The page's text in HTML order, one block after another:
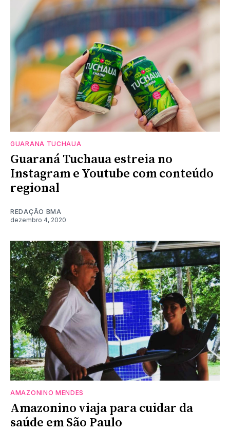
GUARANA TUCHAUA
Guaraná Tuchaua estreia no
Instagram e Youtube com conteúdo
regional
REDAÇÃO BMA
dezembro 4, 2020
AMAZONINO MENDES
Amazonino viaja para cuidar da
saúde em São Paulo